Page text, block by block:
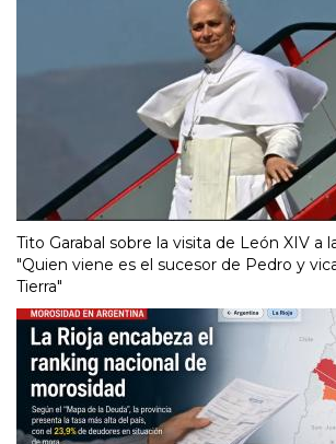
Tito Garabal sobre la visita de León XIV a
"Quien viene es el sucesor de Pedro y
Tierra"